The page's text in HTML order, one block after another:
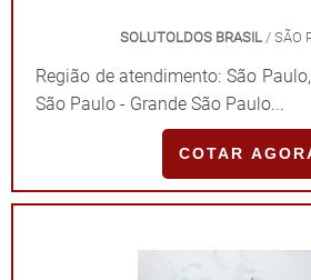
SOLUTOLDOS BRASIL / SÃO
Região de atendimento: São
São Paulo - Grande São Paulo...
COTAR